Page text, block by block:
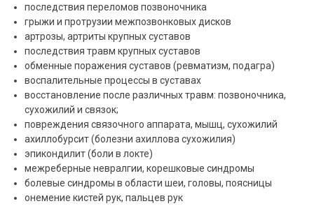
последствия переломов позвоночника
грыжи и протрузии межпозвонковых дисков
артрозы, артриты крупных суставов
последствия травм крупных суставов
обменные поражения суставов (ревматизм, подагра)
воспалительные процессы в суставах
восстановление после различных травм: позвоночника,
сухожилий и связок;
повреждения связочного аппарата, мышц, сухожилий
ахиллобурсит (болезни ахиллова сухожилия)
эпикондилит (боли в локте)
межреберные невралгии, корешковые синдромы
болевые синдромы в области шеи, головы, поясницы
онемение кистей рук, пальцев рук